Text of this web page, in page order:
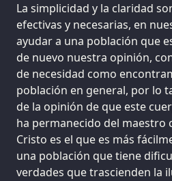
La simplicidad y la claridad
efectivas y necesarias, en
ayudar a una población que
de nuevo nuestra opinión,
de necesidad como
población en general, por lo
de la opinión de que este
ha permanecido del maestro
Cristo es el que es más
una población que tiene
verdades que trascienden la